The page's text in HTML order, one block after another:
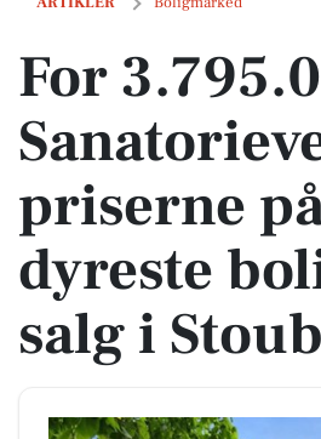
For
priserne
dyreste
salg i